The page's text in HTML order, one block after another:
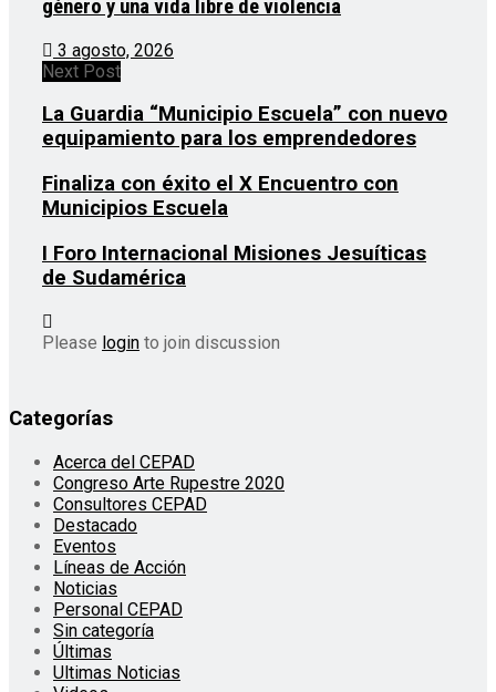
género y una vida libre de violencia
3 agosto, 2026
Next Post
La Guardia “Municipio Escuela” con nuevo
equipamiento para los emprendedores
Finaliza con éxito el X Encuentro con
Municipios Escuela
I Foro Internacional Misiones Jesuíticas
de Sudamérica
Please login to join discussion
Categorías
Acerca del CEPAD
Congreso Arte Rupestre 2020
Consultores CEPAD
Destacado
Eventos
Líneas de Acción
Noticias
Personal CEPAD
Sin categoría
Últimas
Ultimas Noticias